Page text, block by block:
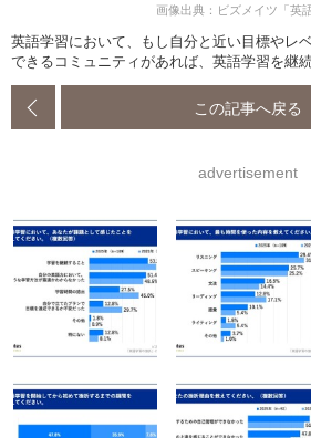
画像出典：ビズメイツ「英
英語学習において、もし自分と近い目標やレ
できるコミュニティがあれば、英語学習を継
この記事へ戻る
advertisement